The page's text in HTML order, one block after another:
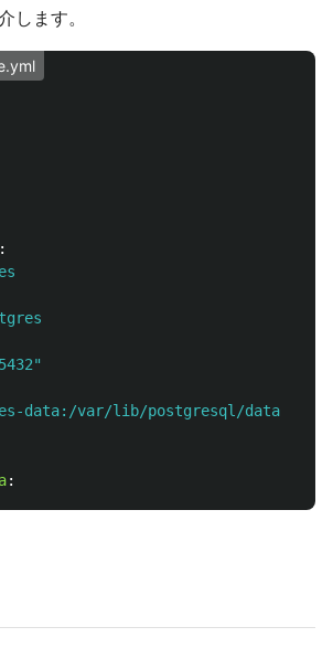
します。
:
data:/var/lib/postgresql/data
: